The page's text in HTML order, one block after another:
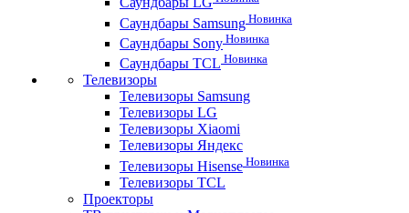
Саундбары Samsung Новинка
Саундбары Sony Новинка
Саундбары TCL Новинка
Телевизоры
Телевизоры Samsung
Телевизоры LG
Телевизоры Xiaomi
Телевизоры Яндекс
Телевизоры Hisense Новинка
Телевизоры TCL
Проекторы